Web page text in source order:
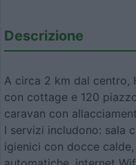
Descrizione
A circa 2 km dal centro,
con cottage e 120
caravan con
I servizi includono: sala
igienici con docce